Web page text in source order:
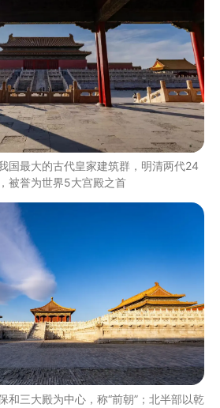
国最大的古代皇家建筑群，明清两代24
被誉为世界5大宫殿之首
和三大殿为中心，称“前朝”；北半部以乾